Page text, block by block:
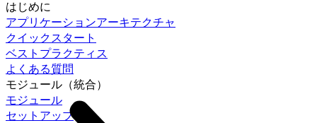
はじめに
アプリケーションアーキテクチャ
クイックスタート
ベストプラクティス
よくある質問
モジュール（統合）
モジュール
セットアップ